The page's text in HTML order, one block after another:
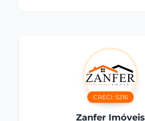
CRECI: 5216
Zanfer Imóveis